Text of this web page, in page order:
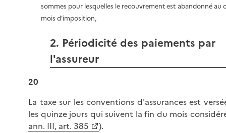
sommes pour lesquelles le recouvrement est abandonné au
mois d'imposition,
2. Périodicité des paiements par
l'assureur
20
La taxe sur les conventions d'assurances est
les quinze jours qui suivent la fin du mois
ann. III, art. 385
).